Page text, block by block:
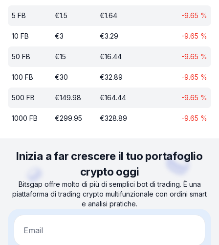
5 FB €1.5 €1.64 -9.65 %
10 FB €3 €3.29 -9.65 %
50 FB €15 €16.44 -9.65 %
100 FB €30 €32.89 -9.65 %
500 FB €149.98 €164.44 -9.65 %
1000 FB €299.95 €328.89 -9.65 %
Inizia a far crescere il tuo portafoglio
crypto oggi
Bitsgap offre molto di più di semplici bot di trading. È una
piattaforma di trading crypto multifunzionale con ordini smart
e analisi pratiche.
Email